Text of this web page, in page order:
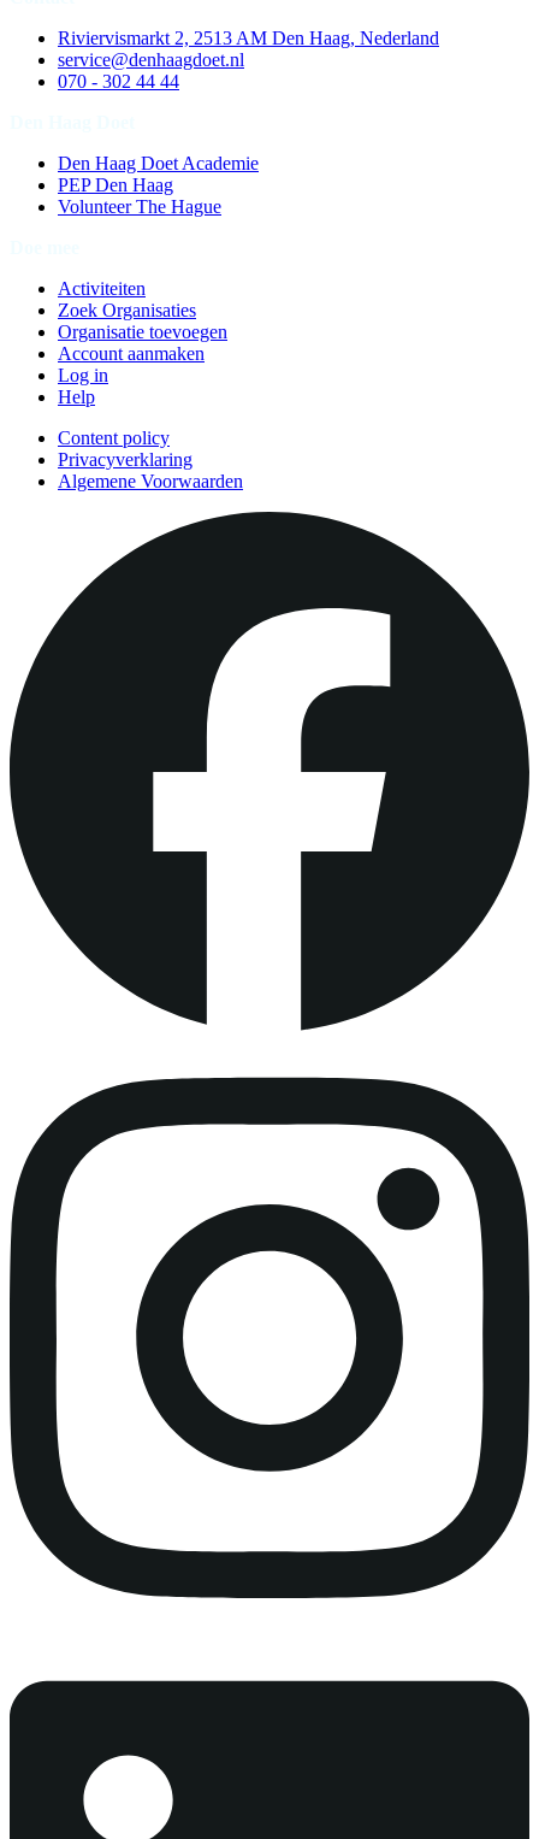
Riviervismarkt 2, 2513 AM Den Haag, Nederland
service@denhaagdoet.nl
070 - 302 44 44
Den Haag Doet Academie
PEP Den Haag
Volunteer The Hague
Activiteiten
Zoek Organisaties
Organisatie toevoegen
Account aanmaken
Log in
Help
Content policy
Privacyverklaring
Algemene Voorwaarden